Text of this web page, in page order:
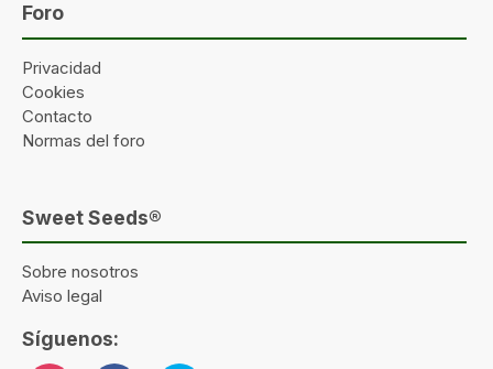
Foro
Privacidad
Cookies
Contacto
Normas del foro
Sweet Seeds®
Sobre nosotros
Aviso legal
Síguenos: